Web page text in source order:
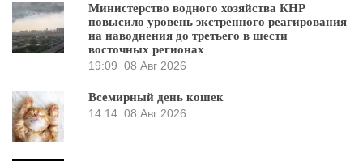
Министерство водного хозяйства КНР
повысило уровень экстренного реагирования
на наводнения до третьего в шести
восточных регионах
19:09 08 Авг 2026
Всемирный день кошек
14:14 08 Авг 2026